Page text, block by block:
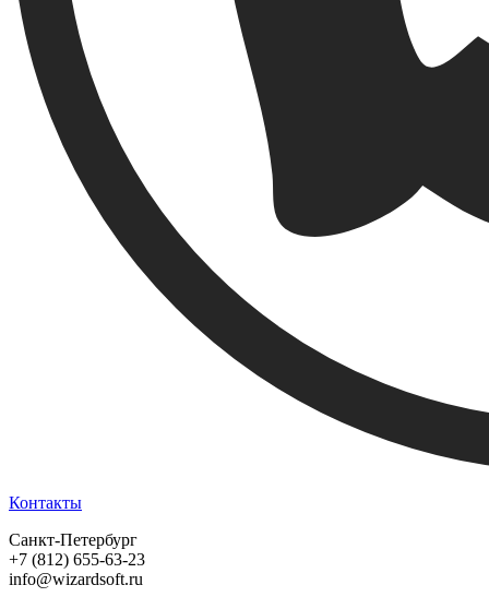
Контакты
Санкт-Петербург
+7 (812) 655-63-23
info@wizardsoft.ru